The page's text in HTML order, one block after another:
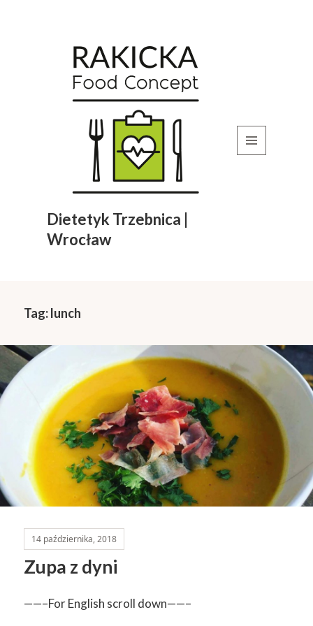
Dietetyk Trzebnica |
Wrocław
Tag:lunch
14 października, 2018
Zupa z dyni
——–For English scroll down——–